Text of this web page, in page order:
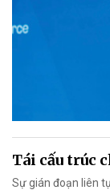
Tái cấu trúc
Sự gián đoạn liên